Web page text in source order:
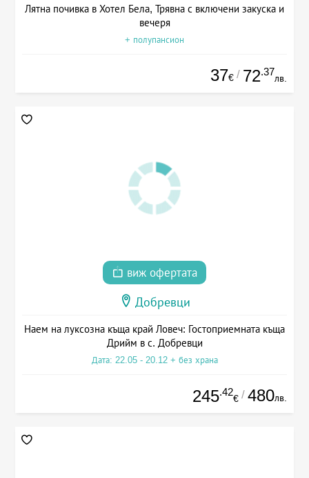
Лятна почивка в Хотел Бела, Трявна с включени закуска и
вечеря
+ полупансион
37€ / 72.37
лв.
виж офертата
Добревци
Наем на луксозна къща край Ловеч: Гостоприемната къща
Дрийм в с. Добревци
Дата: 22.05 - 20.12 + без храна
245.42
€ / 480лв.